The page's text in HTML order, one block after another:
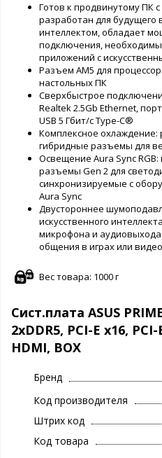
Готов к продвинутому ПК
разработан для будущего
интеллектом, обладает
подключения,
приложений с
Разъем AM5 для
настольных ПК
Сверхбыстрое
Realtek 2.5Gb Ethernet,
USB 5 Гбит/с Type-C®
Комплексное охлаждение:
гибридные разъемы для
Освещение Aura Sync
разъемы Gen 2 для
синхронизируемые с
Aura Sync
Двустороннее
искусственного
микрофона и аудиовыхода
общения в играх или
Вес товара: 1000 г
Сист.плата ASUS
2xDDR5, PCI-E x16,
HDMI, BOX
Бренд
Код производителя
Штрих код
Код товара